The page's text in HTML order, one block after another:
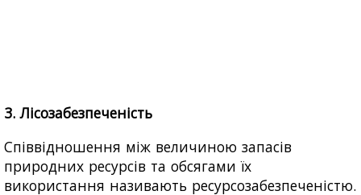
3. Лісозабезпеченість
Співвідношення між величиною запасів
природних ресурсів та обсягами їх
використання називають ресурсозабезпеченістю.